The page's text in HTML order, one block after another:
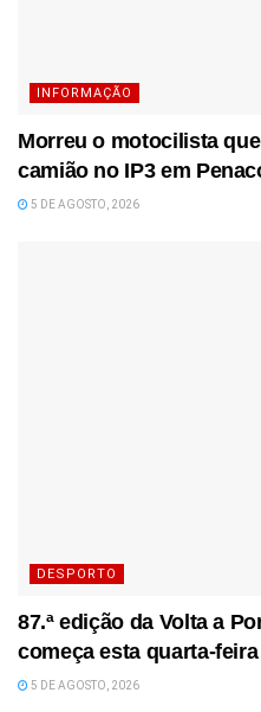
INFORMAÇÃO
Morreu o motocilista
camião no IP3 em
5 DE AGOSTO, 2026
DESPORTO
87.ª edição da Volta a
começa esta quarta-feira
5 DE AGOSTO, 2026